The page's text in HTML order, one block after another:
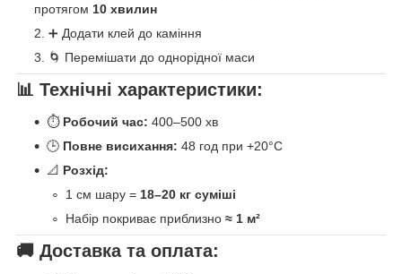
протягом 10 хвилин
➕ Додати клей до каміння
🌀 Перемішати до однорідної маси
📊 Технічні характеристики:
⏱ Робочий час: 400–500 хв
🕒 Повне висихання: 48 год при +20°C
📐 Розхід:
1 см шару = 18–20 кг суміші
Набір покриває приблизно ≈ 1 м²
🚚 Доставка та оплата: